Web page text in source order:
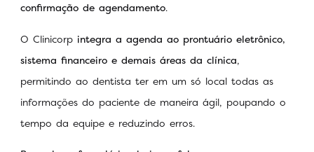
confirmação de agendamento.
O Clinicorp integra a agenda ao prontuário eletrônico,
sistema financeiro e demais áreas da clínica,
permitindo ao dentista ter em um só local todas as
informações do paciente de maneira ágil, poupando o
tempo da equipe e reduzindo erros.